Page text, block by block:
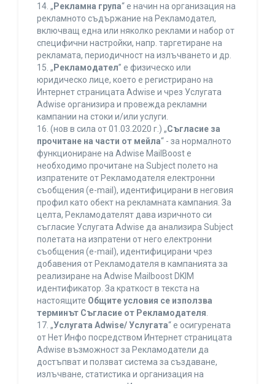
14. „ Рекламна група“ е начин на организация на
рекламното съдържание на Рекламодател,
включващ една или няколко реклами и набор от
специфични настройки, напр. таргетиране на
рекламата, периодичност на излъчването и др.
15. „ Рекламодател” е физическо или
юридическо лице, което е регистрирано на
Интернет страницата Adwise и чрез Услугата
Adwise организира и провежда рекламни
кампании на стоки и/или услуги.
16. (нов в сила от 01.03.2020 г.) „Съгласие за
прочитане на части от мейла“ - за нормалното
функциониране на Adwise MailBoost е
необходимо прочитане на Subject полето на
изпратените от Рекламодателя електронни
съобщения (e-mail), идентифицирани в неговия
профил като обект на рекламната кампания. За
целта, Рекламодателят дава изричното си
съгласие Услугата Adwise да анализира Subject
полетата на изпратени от него електронни
съобщения (e-mail), идентифицирани чрез
добавения от Рекламодателя в кампанията за
реализиране на Adwise Mailboost DKIM
идентификатор. За краткост в текста на
настоящите Общите условия се използва
терминът Съгласие от Рекламодателя.
17. „Услугата Adwise/ Услугата“ е осигурената
от Нет Инфо посредством Интернет страницата
Adwise възможност за Рекламодатели да
достъпват и ползват система за създаване,
излъчване, статистика и организация на